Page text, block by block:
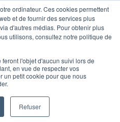
ordinateur. Ces cookies permettent
et de fournir des services plus
d'autres médias. Pour obtenir plus
utilisons, consultez notre politique de
l'objet d'aucun suivi lors de
en vue de respecter vos
un petit cookie pour que nous
Refuser !